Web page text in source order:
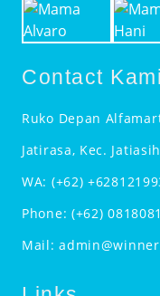
Contact Kami
Ruko Depan
Jatirasa, Kec.
WA: (+62)
Phone: (+62)
Mail: